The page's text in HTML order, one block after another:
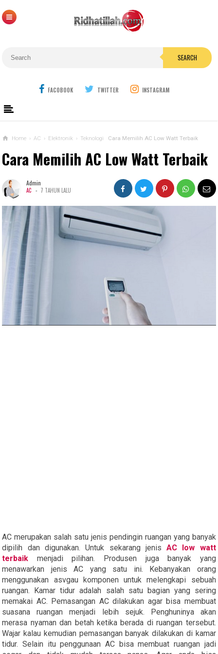
SEARCH
FACOBOOK TWITTER INSTAGRAM
Home › AC › Elektronik › Teknologi Cara Memilih AC Low Watt Terbaik
Cara Memilih AC Low Watt Terbaik
Admin
AC - 7 TAHUN LALU
AC merupakan salah satu jenis pendingin ruangan yang banyak
dipilih dan digunakan. Untuk sekarang jenisAC low watt
terbaik menjadi pilihan. Produsen juga banyak yang
menawarkan jenis AC yang satu ini. Kebanyakan orang
menggunakan asvgau komponen untuk melengkapi sebuah
ruangan. Kamar tidur adalah salah satu bagian yang sering
memakai AC. Pemasangan AC dilakukan agar bisa membuat
suasana ruangan menjadi lebih sejuk. Penghuninya akan
merasa nyaman dan betah ketika berada di ruangan tersebut.
Wajar kalau kemudian pemasangan banyak dilakukan di kamar
tidur. Selain itu penggunaan AC bisa membuat ruangan jadi